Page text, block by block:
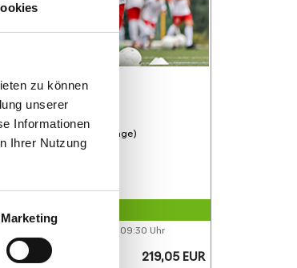
zu können
unserer
Informationen
Ihrer Nutzung
Marketing
Kelsterbach
Kelsterbach
bis 09.10.2026 (5 Tage)
28. September 2026, 09:30 Uhr
219,05 EUR